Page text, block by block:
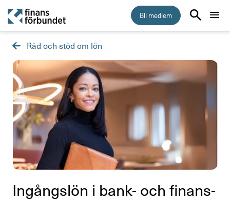
Bli medlem
Medlemskap
Råd & stöd
Anställningsvillkor
Arbetsmiljö
Jämställdhet och mångfald
Råd och stöd om lön
Ingångslön i bank- och finans­